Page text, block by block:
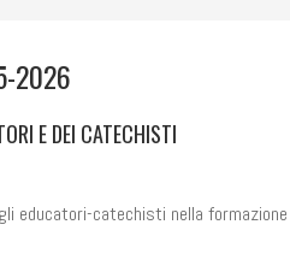
2026
E DEI CATECHISTI
educatori-catechisti nella formazione